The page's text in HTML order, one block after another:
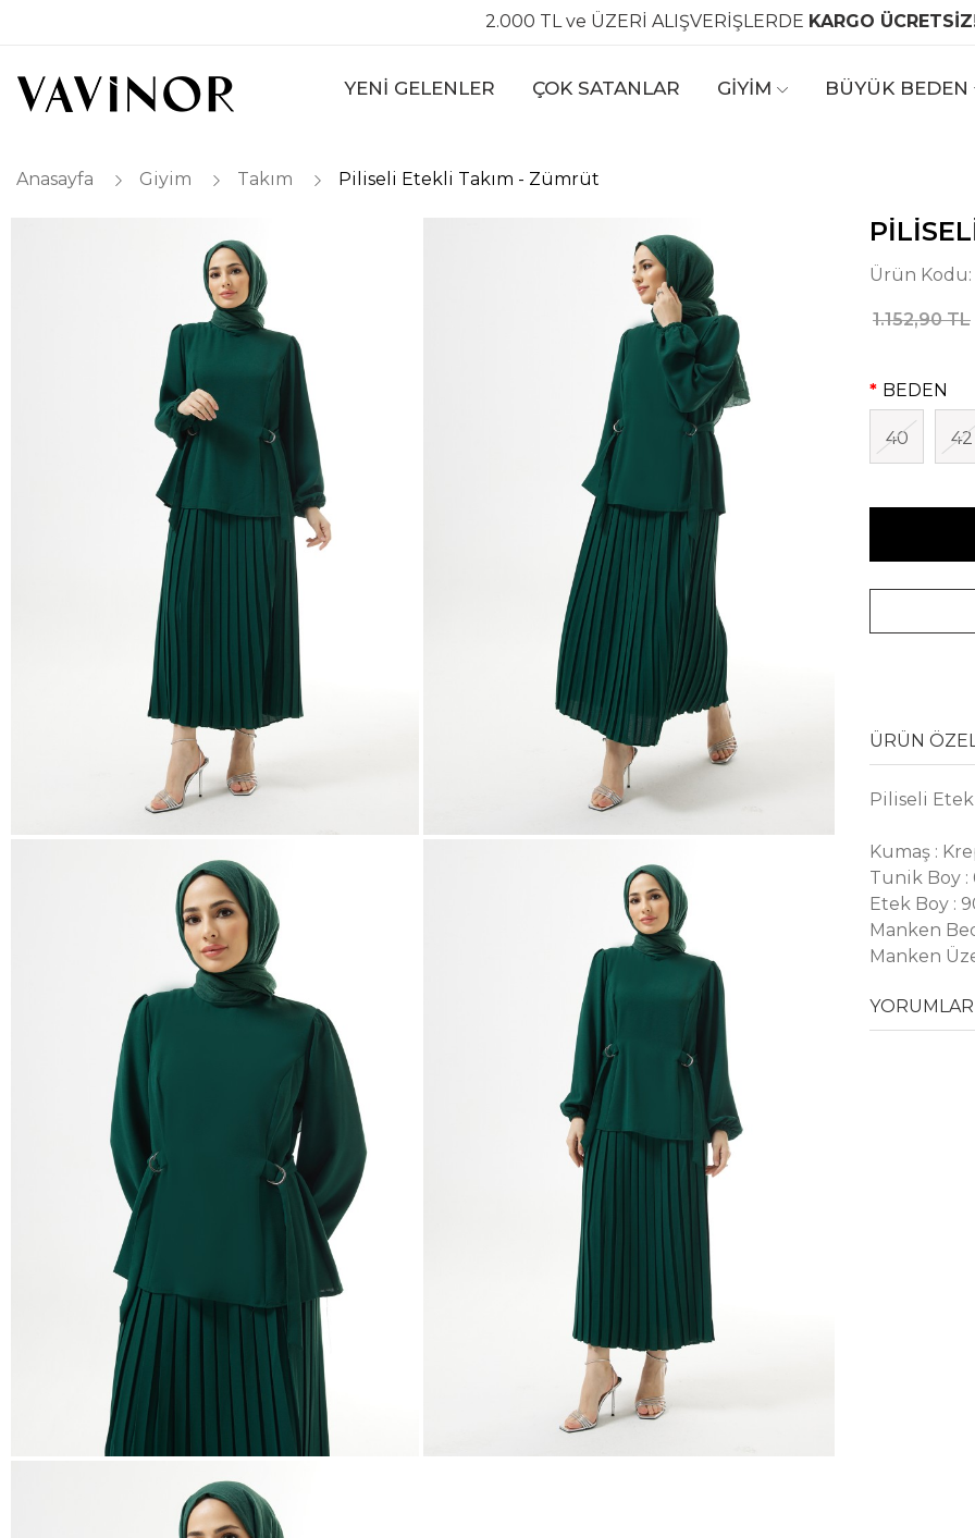
2.000 TL ve ÜZERİ ALIŞVERİŞLERDE KARGO
YENİ GELENLER ÇOK SATANLAR GİYİM BÜYÜK BEDEN
Anasayfa Giyim Takım Piliseli Etekli Takım - Zümrüt
Ürün Kodu:
1.152,90 TL
BEDEN
40 42
ÜRÜN
Piliseli
Kumaş :
Tunik Boy :
Etek Boy :
Manken
Manken